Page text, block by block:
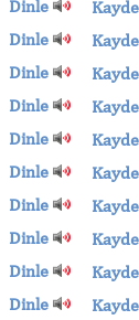
Dinle
Dinle
Dinle
Dinle
Dinle
Dinle
Dinle
Dinle
Dinle
Dinle